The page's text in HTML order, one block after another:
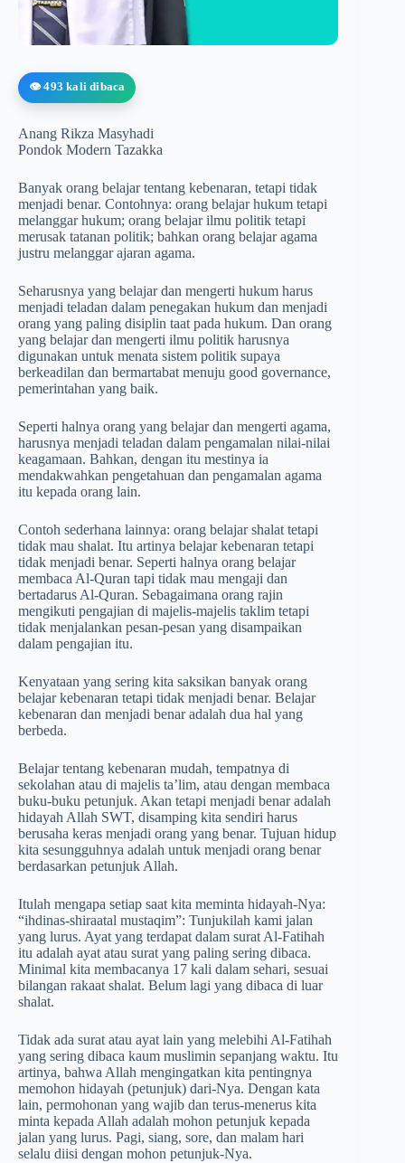
👁️ 493 kali dibaca
Anang Rikza Masyhadi
Pondok Modern Tazakka
Banyak orang belajar tentang kebenaran, tetapi tidak
menjadi benar. Contohnya: orang belajar hukum tetapi
melanggar hukum; orang belajar ilmu politik tetapi
merusak tatanan politik; bahkan orang belajar agama
justru melanggar ajaran agama.
Seharusnya yang belajar dan mengerti hukum harus
menjadi teladan dalam penegakan hukum dan menjadi
orang yang paling disiplin taat pada hukum. Dan orang
yang belajar dan mengerti ilmu politik harusnya
digunakan untuk menata sistem politik supaya
berkeadilan dan bermartabat menuju good governance,
pemerintahan yang baik.
Seperti halnya orang yang belajar dan mengerti agama,
harusnya menjadi teladan dalam pengamalan nilai-nilai
keagamaan. Bahkan, dengan itu mestinya ia
mendakwahkan pengetahuan dan pengamalan agama
itu kepada orang lain.
Contoh sederhana lainnya: orang belajar shalat tetapi
tidak mau shalat. Itu artinya belajar kebenaran tetapi
tidak menjadi benar. Seperti halnya orang belajar
membaca Al-Quran tapi tidak mau mengaji dan
bertadarus Al-Quran. Sebagaimana orang rajin
mengikuti pengajian di majelis-majelis taklim tetapi
tidak menjalankan pesan-pesan yang disampaikan
dalam pengajian itu.
Kenyataan yang sering kita saksikan banyak orang
belajar kebenaran tetapi tidak menjadi benar. Belajar
kebenaran dan menjadi benar adalah dua hal yang
berbeda.
Belajar tentang kebenaran mudah, tempatnya di
sekolahan atau di majelis ta’lim, atau dengan membaca
buku-buku petunjuk. Akan tetapi menjadi benar adalah
hidayah Allah SWT, disamping kita sendiri harus
berusaha keras menjadi orang yang benar. Tujuan hidup
kita sesungguhnya adalah untuk menjadi orang benar
berdasarkan petunjuk Allah.
Itulah mengapa setiap saat kita meminta hidayah-Nya:
“ihdinas-shiraatal mustaqim”: Tunjukilah kami jalan
yang lurus. Ayat yang terdapat dalam surat Al-Fatihah
itu adalah ayat atau surat yang paling sering dibaca.
Minimal kita membacanya 17 kali dalam sehari, sesuai
bilangan rakaat shalat. Belum lagi yang dibaca di luar
shalat.
Tidak ada surat atau ayat lain yang melebihi Al-Fatihah
yang sering dibaca kaum muslimin sepanjang waktu. Itu
artinya, bahwa Allah mengingatkan kita pentingnya
memohon hidayah (petunjuk) dari-Nya. Dengan kata
lain, permohonan yang wajib dan terus-menerus kita
minta kepada Allah adalah mohon petunjuk kepada
jalan yang lurus. Pagi, siang, sore, dan malam hari
selalu diisi dengan mohon petunjuk-Nya.